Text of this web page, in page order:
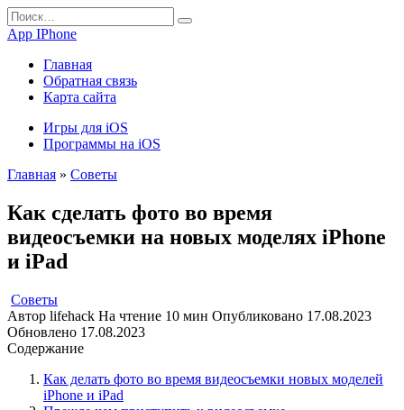
Перейти
к
содержанию
Search
for:
App IPhone
Главная
Обратная связь
Карта сайта
Игры для iOS
Программы на iOS
Главная » Советы
Как сделать фото во время
видеосъемки на новых моделях iPhone
и iPad
Советы
Автор lifehack На чтение 10 мин Опубликовано 17.08.2023
Обновлено 17.08.2023
Содержание
Как делать фото во время видеосъемки новых моделей
iPhone и iPad